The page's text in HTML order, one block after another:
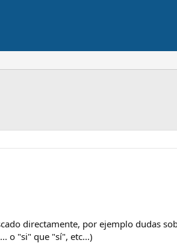
directamente, por ejemplo dudas
o "si" que "sí", etc...)